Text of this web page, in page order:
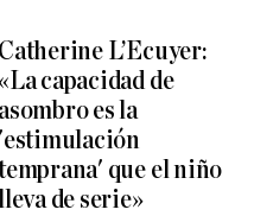
Catherine L’Ecuyer:
capacidad de
asombro es la
'estimulación
que el niño
de serie»